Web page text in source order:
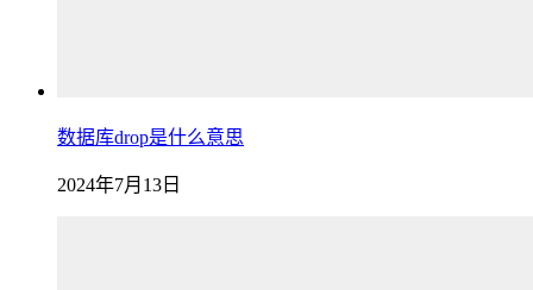
数据库drop是什么意思
2024年7月13日